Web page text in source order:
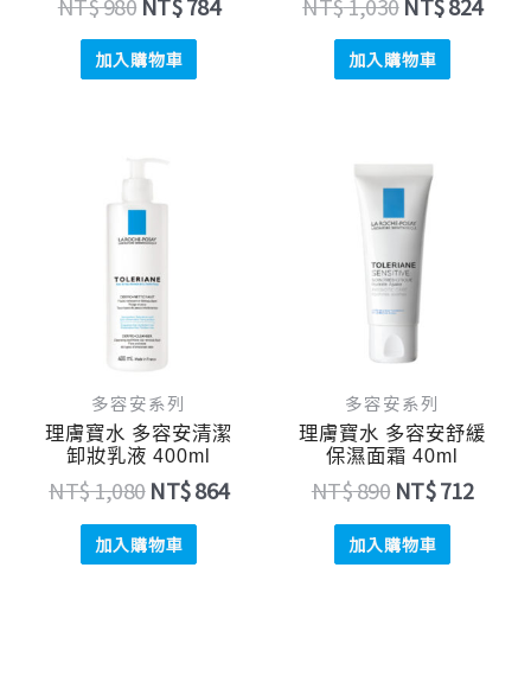
加入購物車 加入購物車
多容安系列
理膚寶水 多容安清潔
卸妝乳液 400ml
NT$1,080
始
格：
NT$ 1,080。
NT$864
加入購物車
多容安系列
理膚寶水 多容安舒緩
保濕面霜 40ml
NT$890
原
始
價
格：
NT$ 890。
NT$712
加入購物車